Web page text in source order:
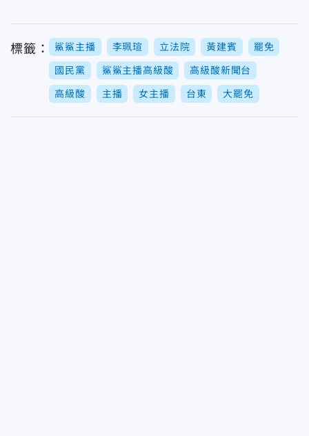
標籤： 鯊鯊主播 李珮瑄 立法院 黃建賓 罷免
國民黨 鯊鯊主播高級酸 高級酸新聞台
高級酸 主播 女主播 台東 大罷免